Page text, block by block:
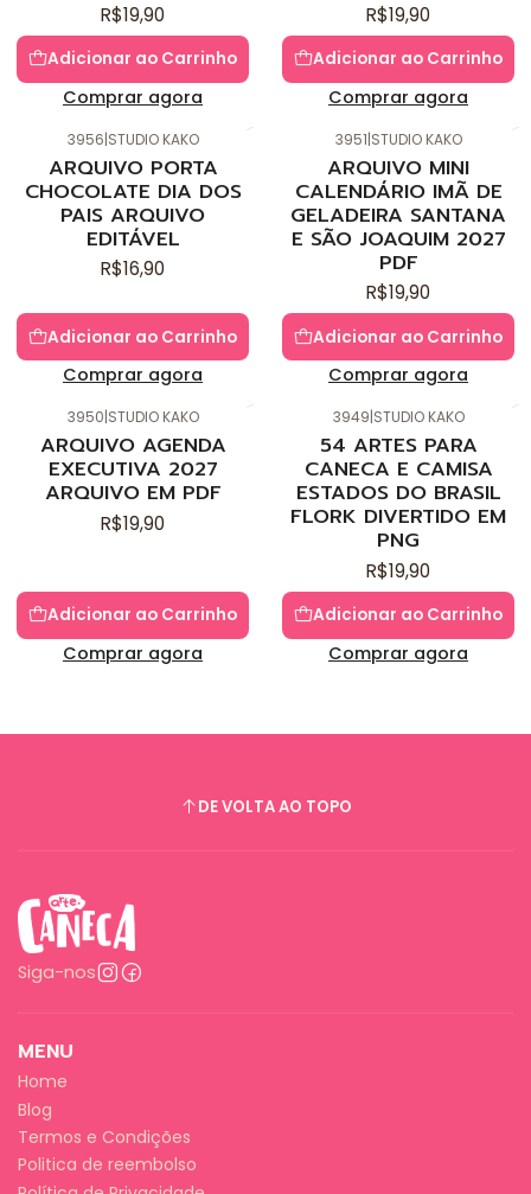
R$19,90
Adicionar ao Carrinho
Comprar agora
R$19,90
Adicionar ao Carrinho
Comprar agora
3956|STUDIO KAKO
ARQUIVO PORTA
CHOCOLATE DIA DOS
PAIS ARQUIVO
EDITÁVEL
R$16,90
Adicionar ao Carrinho
Comprar agora
3951|STUDIO KAKO
ARQUIVO MINI
CALENDÁRIO IMÃ DE
GELADEIRA SANTANA
E SÃO JOAQUIM 2027
PDF
R$19,90
Adicionar ao Carrinho
Comprar agora
3950|STUDIO KAKO
ARQUIVO AGENDA
EXECUTIVA 2027
ARQUIVO EM PDF
R$19,90
Adicionar ao Carrinho
Comprar agora
3949|STUDIO KAKO
54 ARTES PARA
CANECA E CAMISA
ESTADOS DO BRASIL
FLORK DIVERTIDO EM
PNG
R$19,90
Adicionar ao Carrinho
Comprar agora
DE VOLTA AO TOPO
Siga-nos
MENU
Home
Blog
Termos e Condições
Politica de reembolso